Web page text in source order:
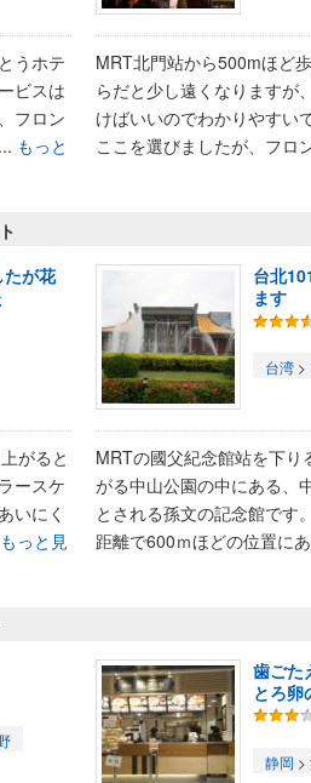
うホテ
ビスは
フロン
もっと
MRT北門站から500mほど
らだと少し遠くなりますが
けばいいのでわかりやすい
ここを選びましたが、フロ
たが花
がると
ースケ
いにく
もっと見
台北
ます
台湾 >
MRTの國父紀念館站を下り
がる中山公園の中にある、
とされる孫文の記念館です
距離で600ｍほどの位置に
歯ごた
とろ卵
静岡 >